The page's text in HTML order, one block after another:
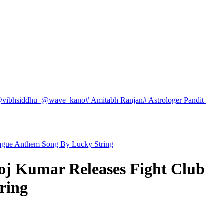
@wave_kano# Amitabh Ranjan# Astrologer
Anthem Song By Lucky String
Kumar Releases Fight Club